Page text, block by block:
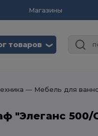
Магазины
товаров ❮
― Мебель для
"Элеганс 500/